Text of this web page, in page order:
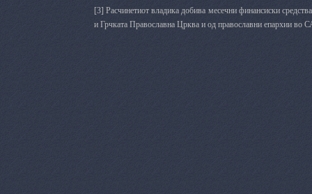
[3] Расчинетиот владика добива месечни финансиски
и Грчката Православна Црква и од православни епархии во